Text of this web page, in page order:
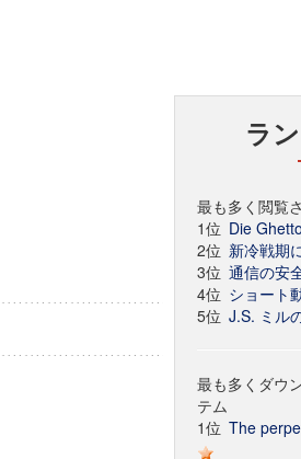
ラ
最も多く閲覧
1位 Die
2位 新冷戦期
3位 通信の安
4位 ショート
5位 J.S. ミル
最も多くダウ
テム
1位 The